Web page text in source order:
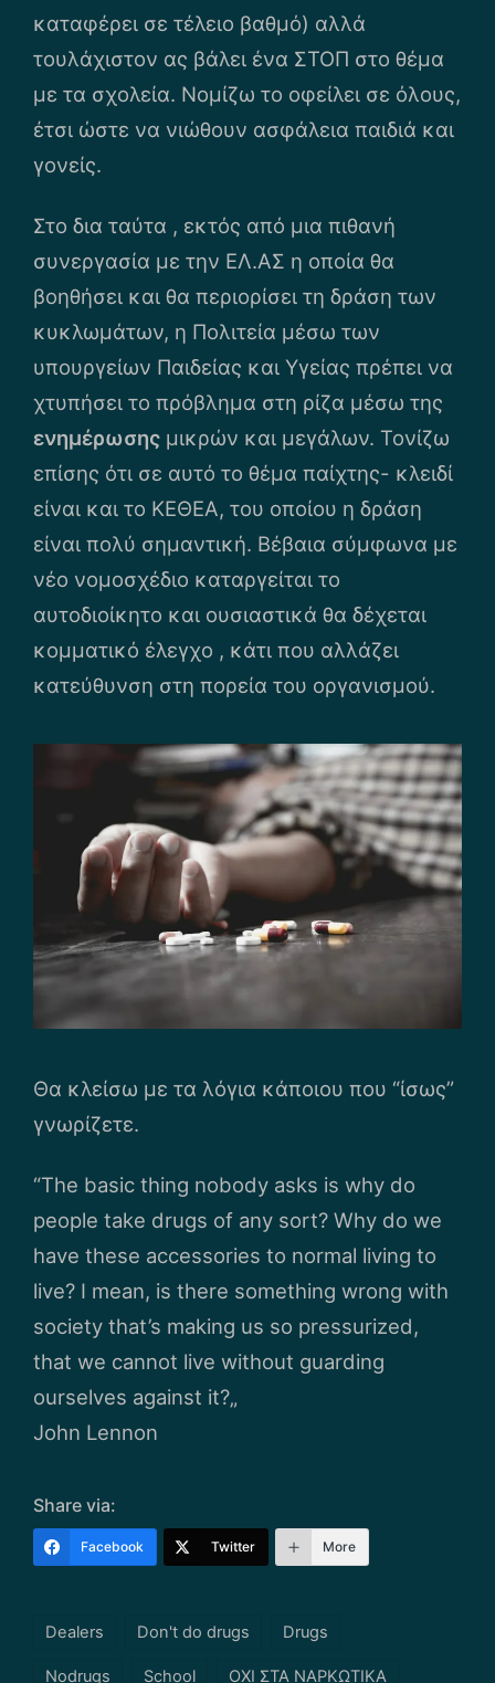
καταφέρει σε τέλειο βαθμό) αλλά
τουλάχιστον ας βάλει ένα ΣΤΟΠ στο θέμα
με τα σχολεία. Νομίζω το οφείλει σε όλους,
έτσι ώστε να νιώθουν ασφάλεια παιδιά και
γονείς.
Στο δια ταύτα , εκτός από μια πιθανή
συνεργασία με την ΕΛ.ΑΣ η οποία θα
βοηθήσει και θα περιορίσει τη δράση των
κυκλωμάτων, η Πολιτεία μέσω των
υπουργείων Παιδείας και Υγείας πρέπει να
χτυπήσει το πρόβλημα στη ρίζα μέσω της
ενημέρωσης μικρών και μεγάλων. Τονίζω
επίσης ότι σε αυτό το θέμα παίχτης- κλειδί
είναι και το ΚΕΘΕΑ, του οποίου η δράση
είναι πολύ σημαντική. Βέβαια σύμφωνα με
νέο νομοσχέδιο καταργείται το
αυτοδιοίκητο και ουσιαστικά θα δέχεται
κομματικό έλεγχο , κάτι που αλλάζει
κατεύθυνση στη πορεία του οργανισμού.
Θα κλείσω με τα λόγια κάποιου που “ίσως”
γνωρίζετε.
“The basic thing nobody asks is why do
people take drugs of any sort? Why do we
have these accessories to normal living to
live? I mean, is there something wrong with
society that’s making us so pressurized,
that we cannot live without guarding
ourselves against it?„
John Lennon
Share via:
Facebook Twitter More
Dealers Don't do drugs Drugs
Nodrugs School ΟΧΙ ΣΤΑ ΝΑΡΚΩΤΙΚΑ